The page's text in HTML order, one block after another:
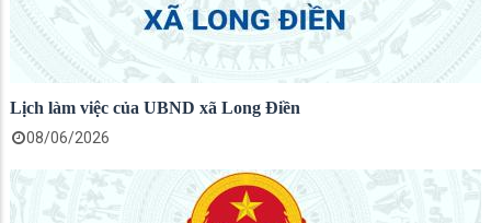
Lịch làm việc của UBND xã Long Điền
08/06/2026